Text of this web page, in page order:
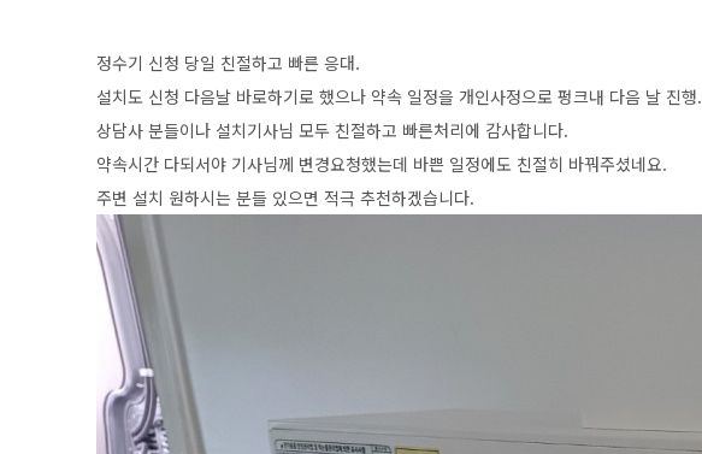
정수기 신청 당일 친절하고 빠른 응대.
설치도 신청 다음날 바로하기로 했으나 약속 일정을 개인사정으로 펑크내 다음 날 진행.
상담사 분들이나 설치기사님 모두 친절하고 빠른처리에 감사합니다.
약속시간 다되서야 기사님께 변경요청했는데 바쁜 일정에도 친절히 바꿔주셨네요.
주변 설치 원하시는 분들 있으면 적극 추천하겠습니다.